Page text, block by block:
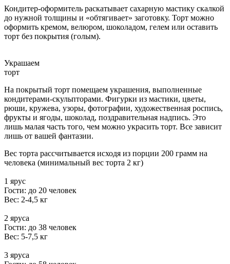
Кондитер-оформитель раскатывает сахарную мастику скалкой
до нужной толщины и «обтягивает» заготовку. Торт можно
оформить кремом, велюром, шоколадом, гелем или оставить
торт без покрытия (голым).
Украшаем
торт
На покрытый торт помещаем украшения, выполненные
кондитерами-скульпторами. Фигурки из мастики, цветы,
рюши, кружева, узоры, фотографии, художественная роспись,
фрукты и ягоды, шоколад, поздравительная надпись. Это
лишь малая часть того, чем можно украсить торт. Все зависит
лишь от вашей фантазии.
Вес торта рассчитывается исходя из порции 200 грамм на
человека (минимальный вес торта 2 кг)
1 ярус
Гости: до 20 человек
Вес: 2-4,5 кг
2 яруса
Гости: до 38 человек
Вес: 5-7,5 кг
3 яруса